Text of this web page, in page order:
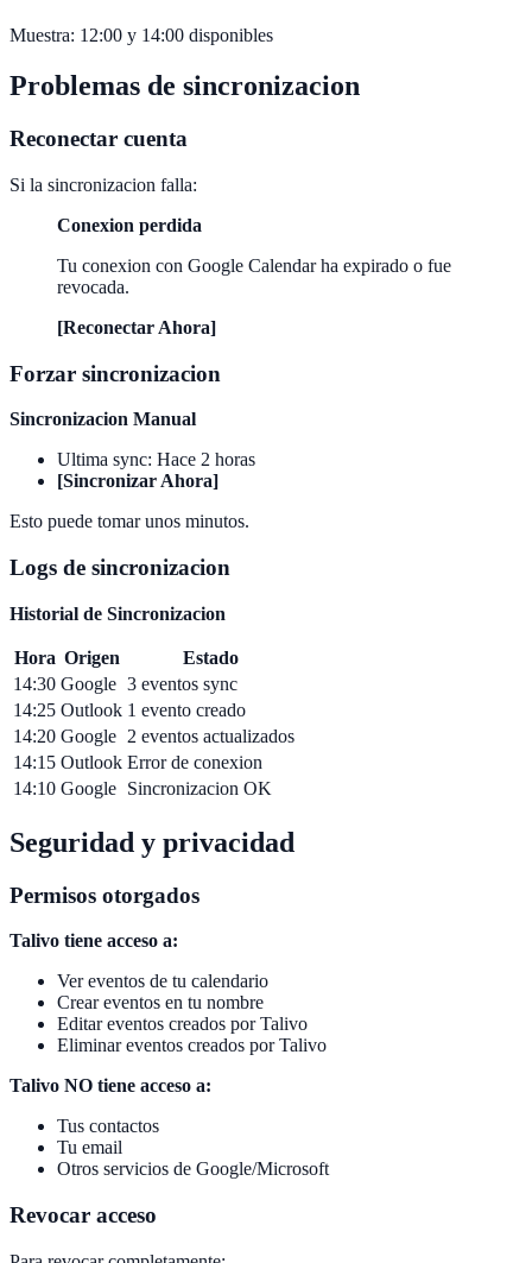
Muestra: 12:00 y 14:00 disponibles
Problemas de sincronizacion
Reconectar cuenta
Si la sincronizacion falla:
Conexion perdida
Tu conexion con Google Calendar ha expirado o fue
revocada.
[Reconectar Ahora]
Forzar sincronizacion
Sincronizacion Manual
Ultima sync: Hace 2 horas
[Sincronizar Ahora]
Esto puede tomar unos minutos.
Logs de sincronizacion
Historial de Sincronizacion
Hora Origen
Estado
14:30 Google 3 eventos sync
14:25 Outlook 1 evento creado
14:20 Google 2 eventos actualizados
14:15 Outlook Error de conexion
14:10 Google Sincronizacion OK
Seguridad y privacidad
Permisos otorgados
Talivo tiene acceso a:
Ver eventos de tu calendario
Crear eventos en tu nombre
Editar eventos creados por Talivo
Eliminar eventos creados por Talivo
Talivo NO tiene acceso a:
Tus contactos
Tu email
Otros servicios de Google/Microsoft
Revocar acceso